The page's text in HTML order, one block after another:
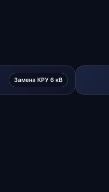
Замена КРУ 6 кВ